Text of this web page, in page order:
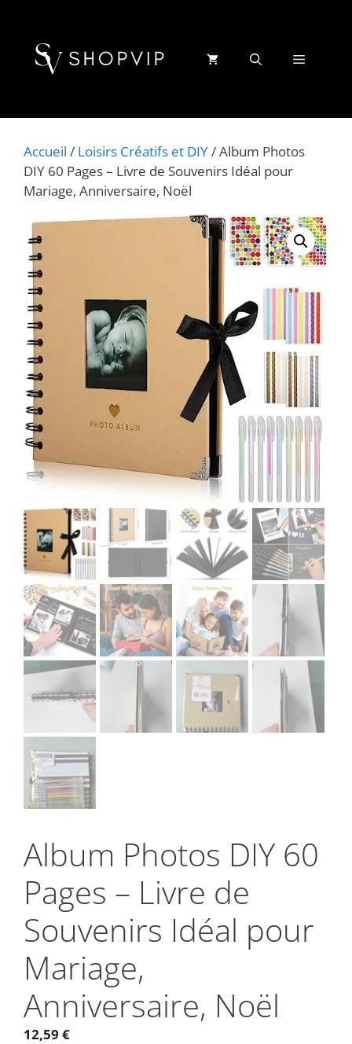
contenu
Menu
Accueil / Loisirs Créatifs et DIY/ Album Photos
DIY 60 Pages – Livre de Souvenirs Idéal pour
Mariage, Anniversaire, Noël
Album Photos DIY 60
Pages – Livre de
Souvenirs Idéal pour
Mariage,
Anniversaire, Noël
12,59 €